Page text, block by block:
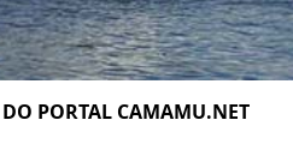
PORTAL CAMAMU.NET